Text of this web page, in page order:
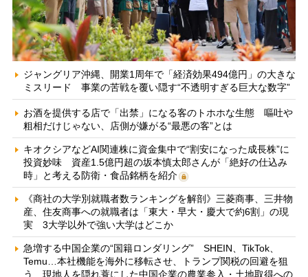
ジャングリア沖縄、開業1周年で「経済効果494億円」の大きな
ミスリード 事業の苦戦を覆い隠す“不透明すぎる巨大な数字”
お酒を提供する店で「出禁」になる客のトホホな生態 嘔吐や
粗相だけじゃない、店側が嫌がる“最悪の客”とは
キオクシアなどAI関連株に資金集中で“割安になった成長株”に
投資妙味 資産1.5億円超の坂本慎太郎さんが「絶好の仕込み
時」と考える防衛・食品銘柄を紹介
《商社の大学別就職者数ランキングを解剖》三菱商事、三井物
産、住友商事への就職者は「東大・早大・慶大で約6割」の現
実 3大学以外で強い大学はどこか
急増する中国企業の“国籍ロンダリング” SHEIN、TikTok、
Temu…本社機能を海外に移転させ、トランプ関税の回避を狙
う 現地人を隠れ蓑にした中国企業の農業参入・土地取得への